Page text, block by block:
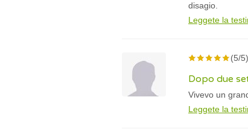
disagio.
Leggete la
(5/
Dopo due
Vivevo un
Leggete la